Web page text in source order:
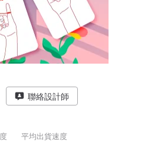
聯絡設計師
平均出貨速度